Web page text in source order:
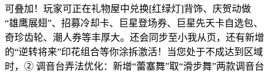
可叠加！玩家可正在礼物屋中兑换[红绿灯]背饰、庆贺动做
“雄鹰展翅”、招募冷却卡、巨星登场券、巨星先天卡自选包、
奇珍齿轮、潮人券等丰厚大。还会同步至小我从页，还有新增
的“逆转将来”印花组合等你涂拆激活！当您处于不成达到区域
时，② 调音台弄法优化：新增“蕾塞舞”取“滑步舞”两款调音台